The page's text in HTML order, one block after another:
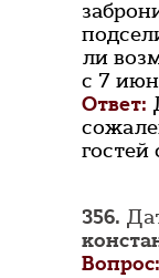
ли
с 7
Ответ:
гостей
356.
Вопрос: